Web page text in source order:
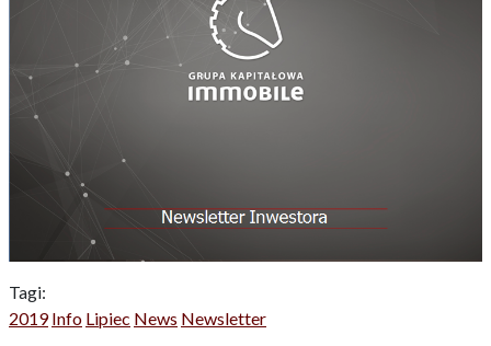
Tagi:
2019 Info Lipiec News Newsletter